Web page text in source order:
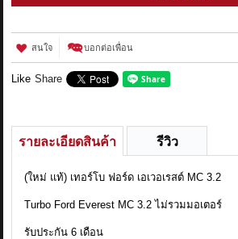
สนใจ บอกต่อเพื่อน
Like Share
รายละเอียดสินค้า รีวิว
(ใหม่ แท้) เทอร์โบ ฟอร์ด เอเวอเรสต์ MC 3.2
Turbo Ford Everest MC 3.2 ไม่รวมมอเตอร์
รับประกัน 6 เดือน